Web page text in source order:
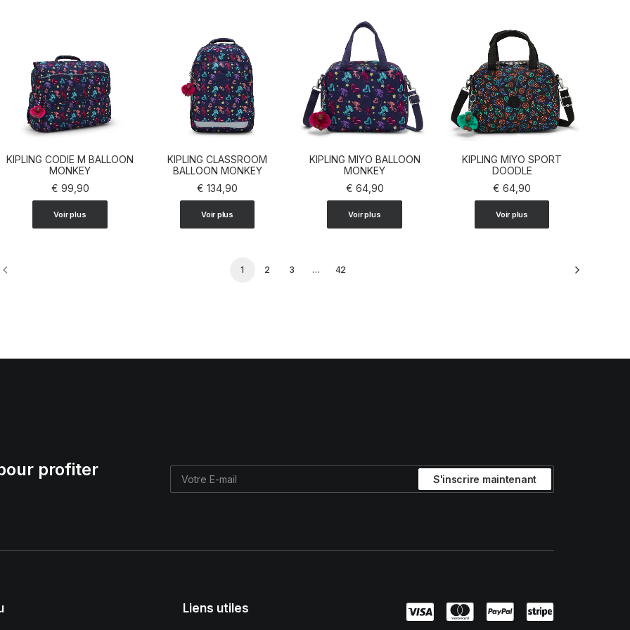
AJOUTER AU PANIER
KIPLING CODIE M BALLOON
MONKEY
€ 99,90
Voir plus
AJOUTER AU PANIER
KIPLING CLASSROOM
BALLOON MONKEY
€ 134,90
Voir plus
AJOUTER AU PANIER
KIPLING MIYO BALLOON
MONKEY
€ 64,90
Voir plus
AJOUTER AU PANIER
KIPLING MIYO SPORT
DOODLE
€ 64,90
Voir plus
1 2 3 … 42
profiter
Liens utiles